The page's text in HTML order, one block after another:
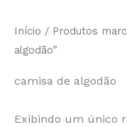
Início / Produtos
algodão”
camisa de algodão
Exibindo um único